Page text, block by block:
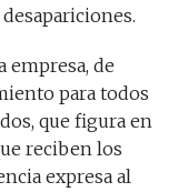
empresa, de
para todos
que figura en
reciben los
expresa al